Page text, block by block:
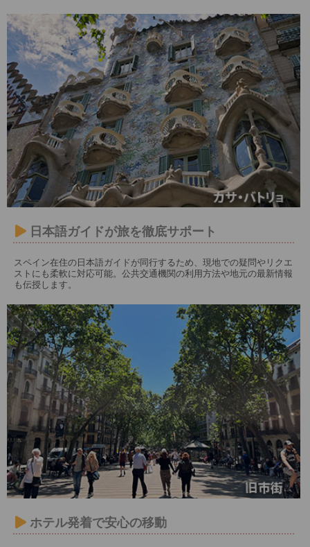
日本語ガイドが旅を徹底サポート
スペイン在住の日本語ガイドが同行するため、現地での疑問やリクエ
ストにも柔軟に対応可能。公共交通機関の利用方法や地元の最新情報
も伝授します。
ホテル発着で安心の移動